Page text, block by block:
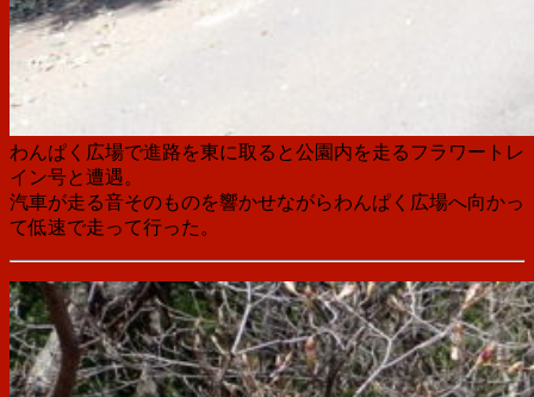
わんぱく広場で進路を東に取ると公園内を走るフラワートレ
イン号と遭遇。
汽車が走る音そのものを響かせながらわんぱく広場へ向かっ
て低速で走って行った。